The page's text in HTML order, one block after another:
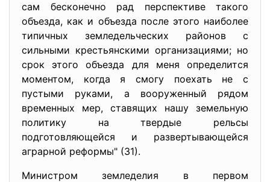
сам бесконечно рад перспективе такого
объезда, как и объезда после этого наиболее
типичных земледельческих районов с
сильными крестьянскими организациями; но
срок этого объезда для меня определится
моментом, когда я смогу поехать не с
пустыми руками, а вооруженный рядом
временных мер, ставящих нашу земельную
политику на твердые рельсы
подготовляющейся и развертывающейся
аграрной реформы" (31).
Министром земледелия в первом